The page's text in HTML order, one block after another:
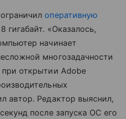
оперативную
гигабайт. «Оказалось,
начинает
многозадачности
при открытии Adobe
автор. Редактор выяснил,
после запуска ОС его